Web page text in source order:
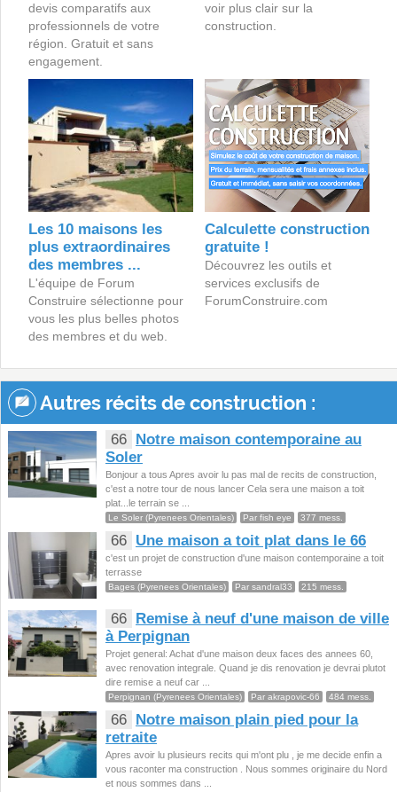
devis comparatifs aux
professionnels de votre
région. Gratuit et sans
engagement.
voir plus clair sur la
construction.
Les 10 maisons les
plus extraordinaires
des membres ...
L'équipe de Forum
Construire sélectionne pour
vous les plus belles photos
des membres et du web.
Calculette construction
gratuite !
Découvrez les outils et
services exclusifs de
ForumConstruire.com
Autres récits de construction :
66
Notre maison contemporaine au
Soler
Bonjour a tous Apres avoir lu pas mal de recits de construction,
c'est a notre tour de nous lancer Cela sera une maison a toit
plat...le terrain se ...
Le Soler (Pyrenees Orientales) Par fish eye 377 mess.
66 Une maison a toit plat dans le 66
c'est un projet de construction d'une maison contemporaine a toit
terrasse
Bages (Pyrenees Orientales) Par sandral33 215 mess.
66
Remise à neuf d'une maison de ville
à Perpignan
Projet general: Achat d'une maison deux faces des annees 60,
avec renovation integrale. Quand je dis renovation je devrai plutot
dire remise a neuf car ...
Perpignan (Pyrenees Orientales) Par akrapovic-66 484 mess.
66
Notre maison plain pied pour la
retraite
Apres avoir lu plusieurs recits qui m'ont plu , je me decide enfin a
vous raconter ma construction . Nous sommes originaire du Nord
et nous sommes dans ...